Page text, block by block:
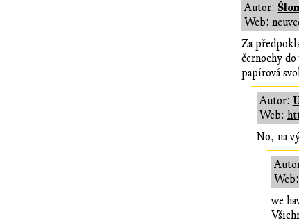
Autor:
Web:
Za
černochy
papírová
Autor:
Web:
No, na
we